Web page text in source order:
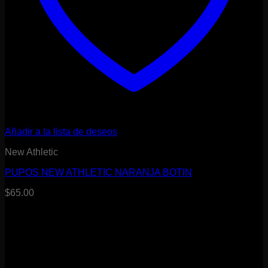
Añadir a la lista de deseos
New Athletic
PUPOS NEW ATHLETIC NARANJA BOTIN
$65.00